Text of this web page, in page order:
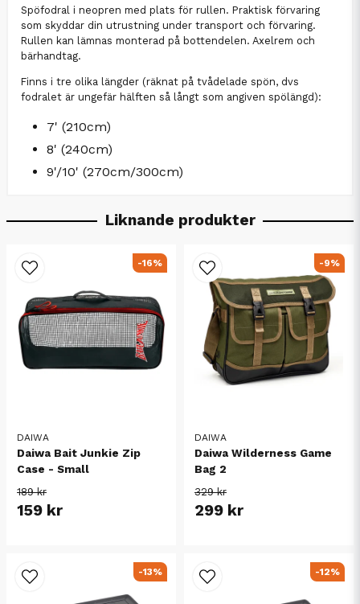
Spöfodral i neopren med plats för rullen. Praktisk förvaring
som skyddar din utrustning under transport och förvaring.
Rullen kan lämnas monterad på bottendelen. Axelrem och
bärhandtag.
Finns i tre olika längder (räknat på tvådelade spön, dvs
fodralet är ungefär hälften så långt som angiven spölängd):
7' (210cm)
8' (240cm)
9'/10' (270cm/300cm)
Liknande produkter
DAIWA
Daiwa Bait Junkie Zip
Case - Small
189 kr
159 kr
-16%
DAIWA
Daiwa Wilderness Game
Bag 2
329 kr
299 kr
-9%
-13% -12%